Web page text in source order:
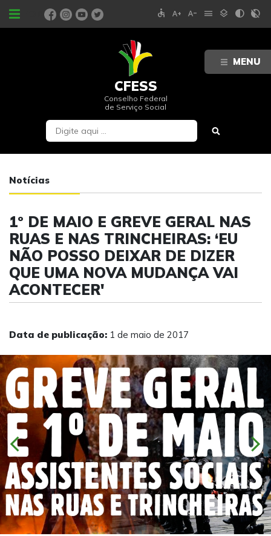
MENU
PORTAIS accessible text_increase text_decrease menu layers contrast contrast_rtl_off
CFESS
Conselho Federal
de Serviço Social
Notícias
1º DE MAIO E GREVE GERAL NAS
RUAS E NAS TRINCHEIRAS: ‘EU
NÃO POSSO DEIXAR DE DIZER
QUE UMA NOVA MUDANÇA VAI
ACONTECER'
Data de publicação: 1 de maio de 2017
chevron_left chevron_right